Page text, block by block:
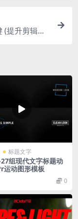
提升剪辑效
标题文字
组现代文字标题动
运动图形模板
0